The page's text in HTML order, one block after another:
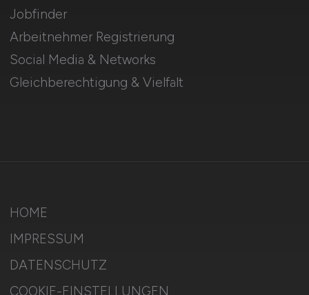
Jobfinder
Arbeitnehmer Registrierung
Social Media & Networks
Gleichberechtigung & Vielfalt
HOME
IMPRESSUM
DATENSCHUTZ
COOKIE-EINSTELLUNGEN